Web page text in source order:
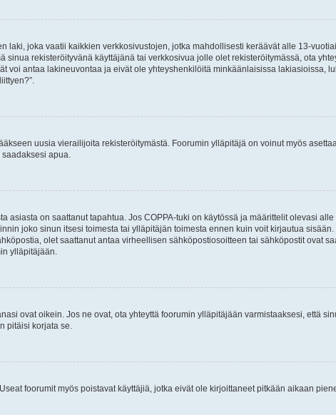
laki, joka vaatii kaikkien verkkosivustojen, jotka mahdollisesti keräävät alle 13-
rekisteröityvänä käyttäjänä tai verkkosivua jolle olet rekisteröitymässä, ota
voi antaa lakineuvontaa ja eivät ole yhteyshenkilöitä minkäänlaisissa lakiasioissa,
uusia vierailijoita rekisteröitymästä. Foorumin ylläpitäjä on voinut myös
apua.
asiasta on saattanut tapahtua. Jos COPPA-tuki on käytössä ja määrittelit olevasi
joko sinun itsesi toimesta tai ylläpitäjän toimesta ennen kuin voit kirjautua
olet saattanut antaa virheellisen sähköpostiosoitteen tai sähköpostit ovat
ylläpitäjään.
ovat oikein. Jos ne ovat, ota yhteyttä foorumin ylläpitäjään varmistaaksesi, että
pitäisi korjata se.
foorumit myös poistavat käyttäjiä, jotka eivät ole kirjoittaneet pitkään aikaan